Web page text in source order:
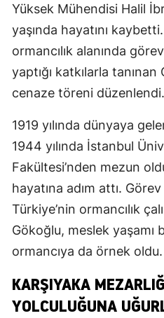
Yüksek Mühendisi Halil
yaşında hayatını
ormancılık alanında
yaptığı katkılarla
cenaze töreni düzenlendi.
1919 yılında dünyaya
1944 yılında İstanbul
Fakültesi’nden mezun
hayatına adım attı.
Türkiye’nin ormancılık
Gökoğlu, meslek yaşamı
ormancıya da örnek oldu.
KARŞIYAKA
YOLCULUĞUNA